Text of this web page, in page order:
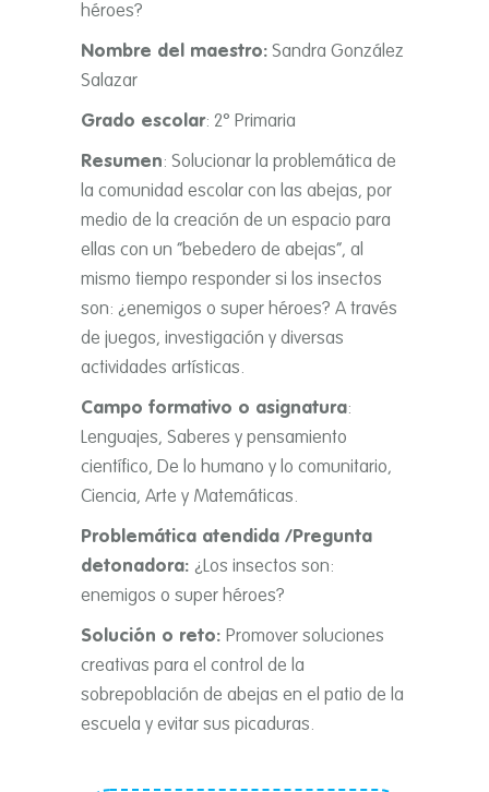
héroes?
Nombre del maestro: Sandra González
Salazar
Grado escolar: 2° Primaria
Resumen: Solucionar la problemática de
la comunidad escolar con las abejas, por
medio de la creación de un espacio para
ellas con un “bebedero de abejas”, al
mismo tiempo responder si los insectos
son: ¿enemigos o super héroes? A través
de juegos, investigación y diversas
actividades artísticas.
Campo formativo o asignatura:
Lenguajes, Saberes y pensamiento
científico, De lo humano y lo comunitario,
Ciencia, Arte y Matemáticas.
Problemática atendida /Pregunta
detonadora: ¿Los insectos son:
enemigos o super héroes?
Solución o reto: Promover soluciones
creativas para el control de la
sobrepoblación de abejas en el patio de la
escuela y evitar sus picaduras.